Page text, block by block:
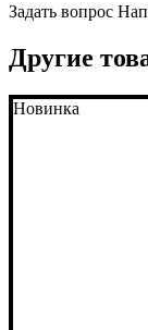
Задать вопрос
Другие
Новинка